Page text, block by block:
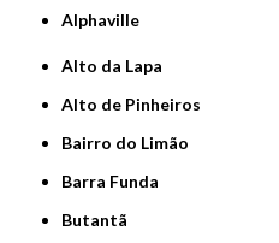
Alphaville
Alto da Lapa
Alto de Pinheiros
Bairro do Limão
Barra Funda
Butantã